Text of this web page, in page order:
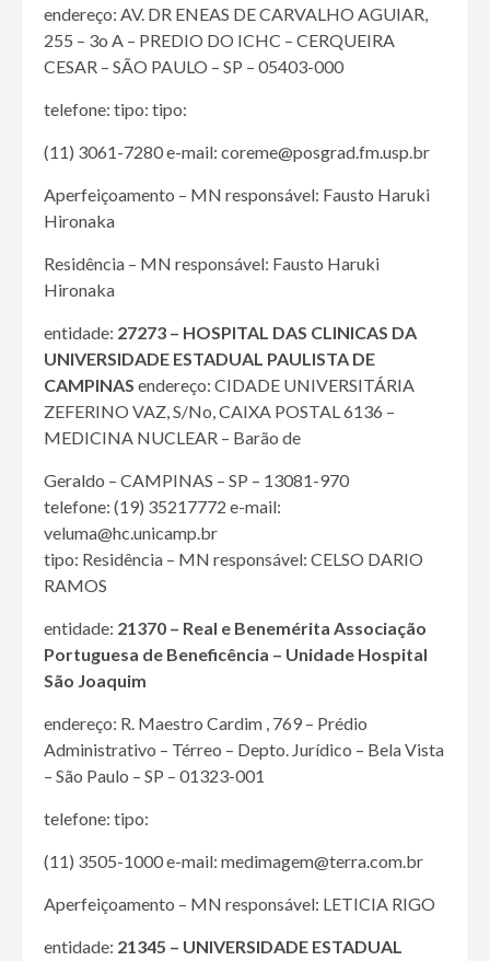
endereço: AV. DR ENEAS DE CARVALHO AGUIAR,
255 – 3o A – PREDIO DO ICHC – CERQUEIRA
CESAR – SÃO PAULO – SP – 05403-000
telefone: tipo: tipo:
(11) 3061-7280 e-mail: coreme@posgrad.fm.usp.br
Aperfeiçoamento – MN responsável: Fausto Haruki
Hironaka
Residência – MN responsável: Fausto Haruki
Hironaka
entidade: 27273 – HOSPITAL DAS CLINICAS DA
UNIVERSIDADE ESTADUAL PAULISTA DE
CAMPINAS endereço: CIDADE UNIVERSITÁRIA
ZEFERINO VAZ, S/No, CAIXA POSTAL 6136 –
MEDICINA NUCLEAR – Barão de
Geraldo – CAMPINAS – SP – 13081-970
telefone: (19) 35217772 e-mail:
veluma@hc.unicamp.br
tipo: Residência – MN responsável: CELSO DARIO
RAMOS
entidade: 21370 – Real e Benemérita Associação
Portuguesa de Beneficência – Unidade Hospital
São Joaquim
endereço: R. Maestro Cardim , 769 – Prédio
Administrativo – Térreo – Depto. Jurídico – Bela Vista
– São Paulo – SP – 01323-001
telefone: tipo:
(11) 3505-1000 e-mail: medimagem@terra.com.br
Aperfeiçoamento – MN responsável: LETICIA RIGO
entidade: 21345 – UNIVERSIDADE ESTADUAL